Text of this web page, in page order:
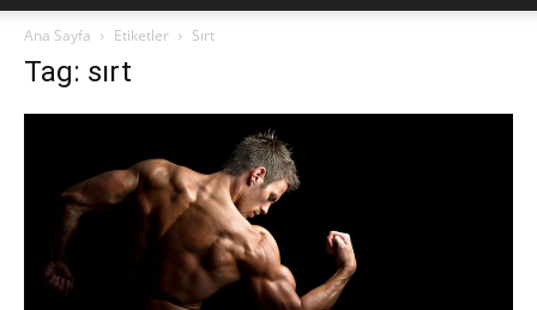
Ana Sayfa Etiketler Sırt
Tag: sırt